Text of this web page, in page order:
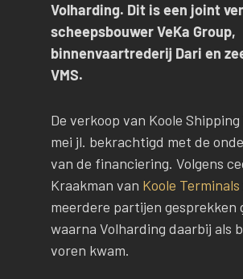
Volharding. Dit is een joint
scheepsbouwer VeKa Group,
binnenvaartrederij Dari en
VMS.
De verkoop van Koole Shipping
mei jl. bekrachtigd met de
van de financiering. Volgens
Kraakman van Koole Terminals
meerdere partijen gesprekken
waarna Volharding daarbij als
voren kwam.